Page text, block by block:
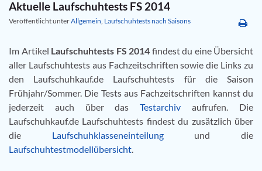
Aktuelle Laufschuhtests FS 2014
Veröffentlicht unterAllgemein, Laufschuhtests nach Saisons
Im Artikel Laufschuhtests FS 2014 findest du eine Übersicht
aller Laufschuhtests aus Fachzeitschriften sowie die Links zu
den Laufschuhkauf.de Laufschuhtests für die Saison
Frühjahr/Sommer. Die Tests aus Fachzeitschriften kannst du
jederzeit auch über dasTestarchiv aufrufen. Die
Laufschuhkauf.de Laufschuhtests findest du zusätzlich über
die Laufschuhklasseneinteilung und die
Laufschuhtestmodellübersicht.